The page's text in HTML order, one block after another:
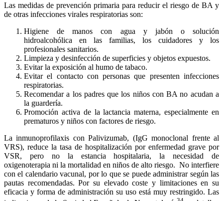
Las medidas de prevención primaria para reducir el riesgo de BA y
de otras infecciones virales respiratorias son:
Higiene de manos con agua y jabón o solución
hidroalcohólica en las familias, los cuidadores y los
profesionales sanitarios.
Limpieza y desinfección de superficies y objetos expuestos.
Evitar la exposición al humo de tabaco.
Evitar el contacto con personas que presenten infecciones
respiratorias.
Recomendar a los padres que los niños con BA no acudan a
la guardería.
Promoción activa de la lactancia materna, especialmente en
prematuros y niños con factores de riesgo.
La inmunoprofilaxis con Palivizumab, (IgG monoclonal frente al
VRS), reduce la tasa de hospitalización por enfermedad grave por
VSR, pero no la estancia hospitalaria, la necesidad de
oxigenoterapia ni la mortalidad en niños de alto riesgo. No interfiere
con el calendario vacunal, por lo que se puede administrar según las
pautas recomendadas. Por su elevado coste y limitaciones en su
eficacia y forma de administración su uso está muy restringido. Las